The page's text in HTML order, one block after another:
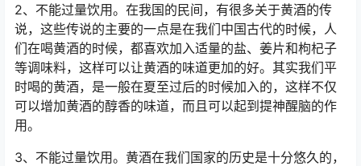
2、不能过量饮用。在我国的民间，有很多关于黄酒的传
说，这些传说的主要的一点是在我们中国古代的时候，人
们在喝黄酒的时候，都喜欢加入适量的盐、姜片和枸杞子
等调味料，这样可以让黄酒的味道更加的好。其实我们平
时喝的黄酒，是一般在夏至过后的时候加入的，这样不仅
可以增加黄酒的醇香的味道，而且可以起到提神醒脑的作
用。
3、不能过量饮用。黄酒在我们国家的历史是十分悠久的，